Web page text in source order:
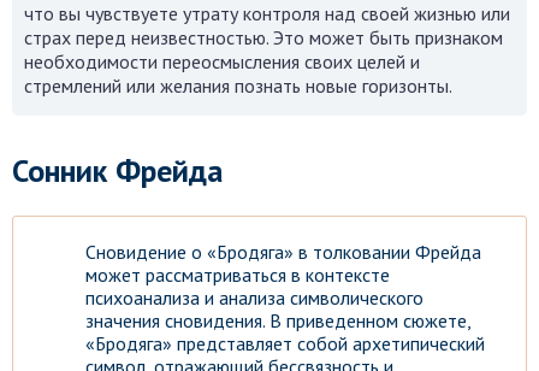
что вы чувствуете утрату контроля над своей жизнью или
страх перед неизвестностью. Это может быть признаком
необходимости переосмысления своих целей и
стремлений или желания познать новые горизонты.
Сонник Фрейда
Сновидение о «Бродяга» в толковании Фрейда
может рассматриваться в контексте
психоанализа и анализа символического
значения сновидения. В приведенном сюжете,
«Бродяга» представляет собой архетипический
символ, отражающий бессвязность и